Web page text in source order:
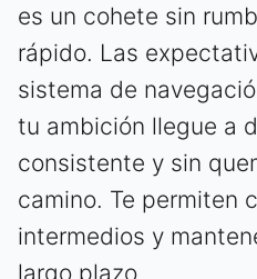
es un cohete sin
rápido. Las
sistema de
tu ambición llegue a
consistente y sin
camino. Te permiten
intermedios y
largo plazo.